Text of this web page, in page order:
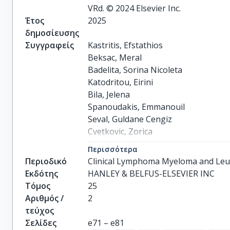
VRd. © 2024 Elsevier Inc.
Έτος
δημοσίευσης
2025
Συγγραφείς
Kastritis, Efstathios
Beksac, Meral
Badelita, Sorina Nicoleta
Katodritou, Eirini
Bila, Jelena
Spanoudakis, Emmanouil
Seval, Guldane Cengiz
Cvetkovic, Zorica
Markovic, Olivera
Toprak, Selami Koçak
Dalampira, Dimitra
Coriu, Daniel
Bezirgiannidou, Zoi
Valkovic, Toni
Περισσότερα
Περιοδικό
Clinical Lymphoma Myeloma and
Εκδότης
HANLEY & BELFUS-ELSEVIER INC
Τόμος
25
Αριθμός /
τεύχος
2
Σελίδες
e71 – e81